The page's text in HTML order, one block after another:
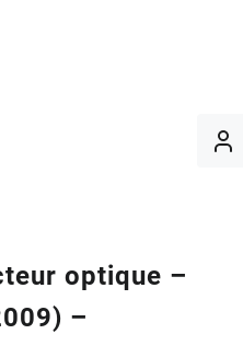
optique –
–